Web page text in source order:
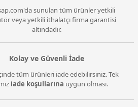
sunulan tüm ürünler yetkili
veya yetkili ithalatçı firma garantisi
altındadır.
Kolay ve Güvenli İade
tüm ürünleri iade edebilirsiniz. Tek
iade koşullarına uygun olması.